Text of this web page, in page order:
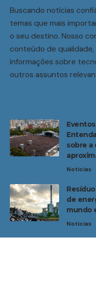
Buscando notícias
temas que mais
o seu destino. Nosso
conteúdo de qualidade,
informações sobre
outros assuntos
sobre a
Noticias
de
mundo
Noticias